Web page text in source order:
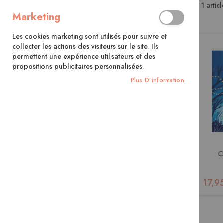
1
Il n’y a aucun article dans votre liste
d’envies.
Marketing
Les cookies marketing sont utilisés pour suivre et
collecter les actions des visiteurs sur le site. Ils
permettent une expérience utilisateurs et des
propositions publicitaires personnalisées.
Plus D’information